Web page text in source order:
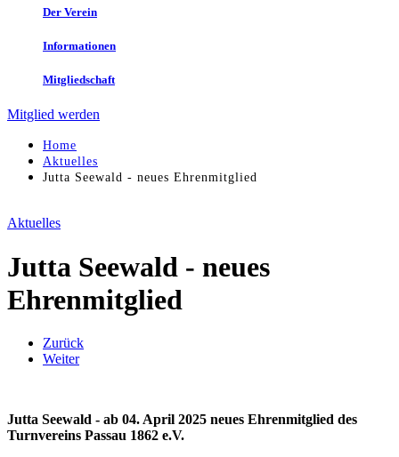
Der Verein
Informationen
Mitgliedschaft
Mitglied werden
Home
Aktuelles
Jutta Seewald - neues Ehrenmitglied
Aktuelles
Jutta Seewald - neues
Ehrenmitglied
Zurück
Weiter
Jutta Seewald - ab 04. April 2025 neues Ehrenmitglied des
Turnvereins Passau 1862 e.V.